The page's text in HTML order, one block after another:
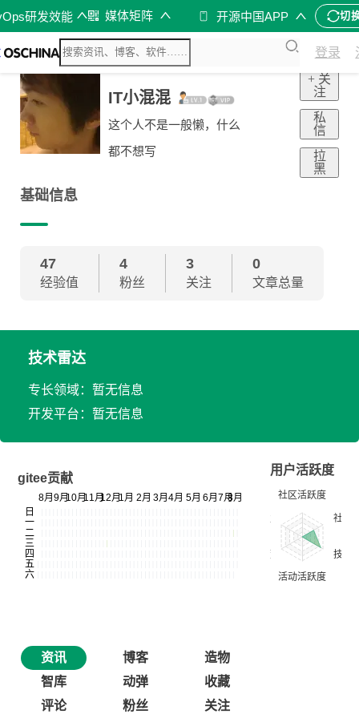
研发效能 媒体矩阵 开源中国APP 切
登录
IT小混混
这个人不是一般懒，什么
都不想写
+ 关
注
私
信
拉
黑
基础信息
47
经验值
4
粉丝
3
关注
0
文章总量
技术雷达
专长领域：暂无信息
开发平台：暂无信息
gitee贡献
用户活跃度
资讯 博客
造物
智库
动弹
收藏
评论
粉丝 关注